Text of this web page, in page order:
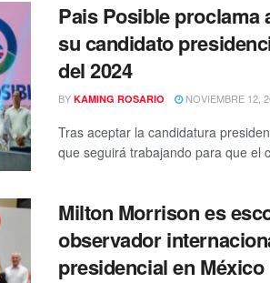
Pais Posible
su candidato
del 2024
BY KAMING ROSARIO NOVIEMBRE 12,
Tras aceptar la candidatura
que seguirá trabajando para que el
Milton Morrison es
observador
presidencial en México